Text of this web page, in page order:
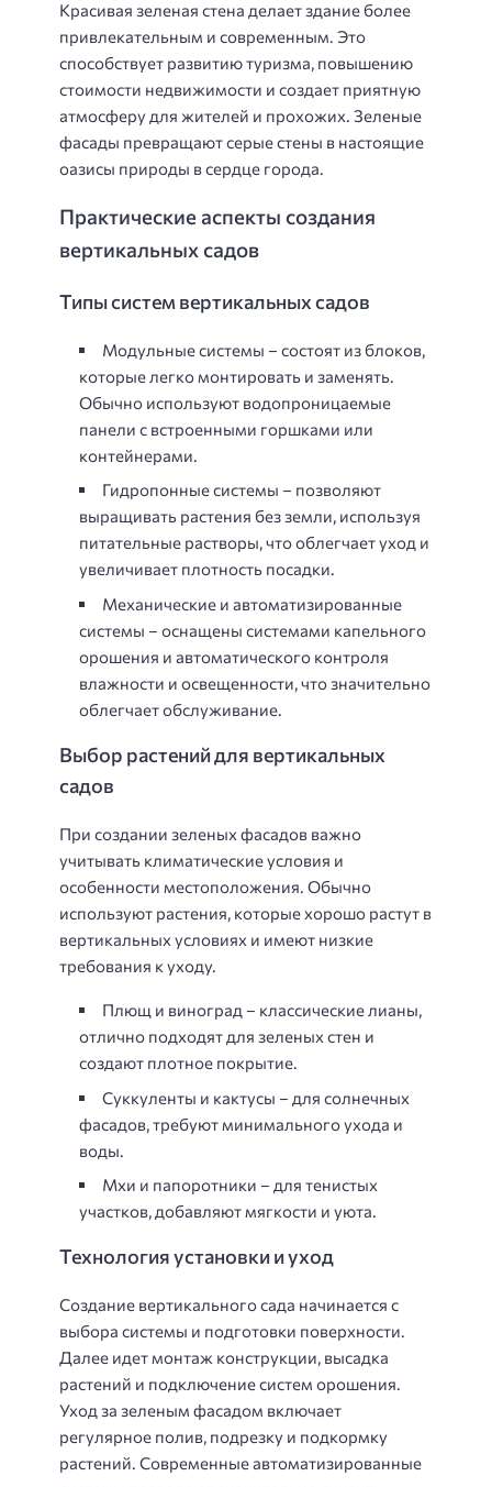
Красивая зеленая стена делает здание более
привлекательным и современным. Это
способствует развитию туризма, повышению
стоимости недвижимости и создает приятную
атмосферу для жителей и прохожих. Зеленые
фасады превращают серые стены в настоящие
оазисы природы в сердце города.
Практические аспекты создания
вертикальных садов
Типы систем вертикальных садов
Модульные системы – состоят из блоков,
которые легко монтировать и заменять.
Обычно используют водопроницаемые
панели с встроенными горшками или
контейнерами.
Гидропонные системы – позволяют
выращивать растения без земли, используя
питательные растворы, что облегчает уход и
увеличивает плотность посадки.
Механические и автоматизированные
системы – оснащены системами капельного
орошения и автоматического контроля
влажности и освещенности, что значительно
облегчает обслуживание.
Выбор растений для вертикальных
садов
При создании зеленых фасадов важно
учитывать климатические условия и
особенности местоположения. Обычно
используют растения, которые хорошо растут в
вертикальных условиях и имеют низкие
требования к уходу.
Плющ и виноград – классические лианы,
отлично подходят для зеленых стен и
создают плотное покрытие.
Суккуленты и кактусы – для солнечных
фасадов, требуют минимального ухода и
воды.
Мхи и папоротники – для тенистых
участков, добавляют мягкости и уюта.
Технология установки и уход
Создание вертикального сада начинается с
выбора системы и подготовки поверхности.
Далее идет монтаж конструкции, высадка
растений и подключение систем орошения.
Уход за зеленым фасадом включает
регулярное полив, подрезку и подкормку
растений. Современные автоматизированные